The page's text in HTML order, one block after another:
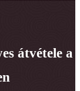
átvétele a